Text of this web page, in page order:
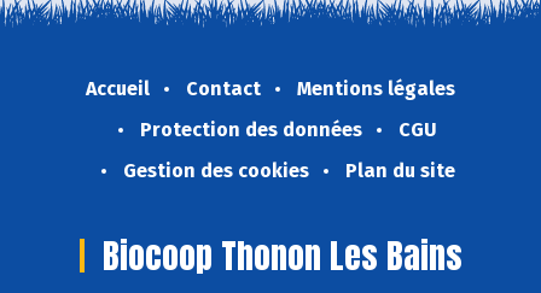
Accueil Contact
Mentions légales
Protection des données
CGU
Gestion des cookies
Plan du site
Biocoop Thonon Les Bains